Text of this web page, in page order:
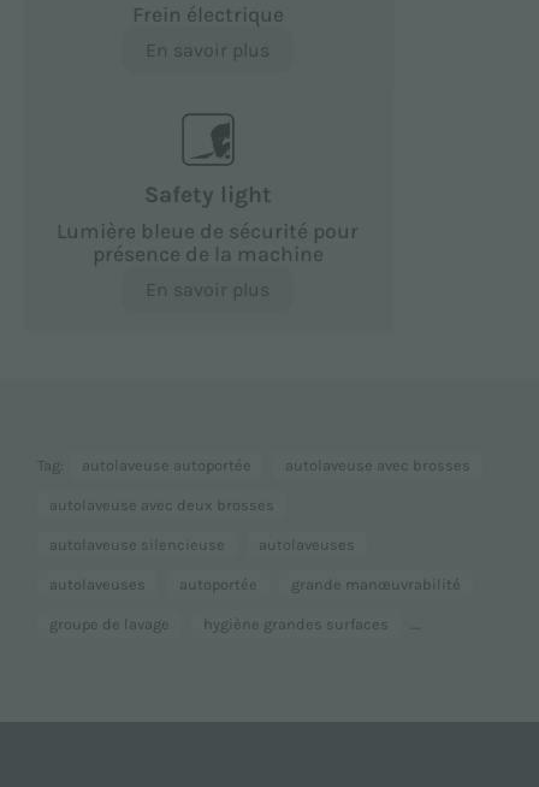
Frein électrique
En savoir plus
Safety light
Lumière bleue de sécurité pour
présence de la machine
En savoir plus
Tag: autolaveuse autoportée autolaveuse avec brosses
autolaveuse avec deux brosses
autolaveuse silencieuse autolaveuses
autolaveuses autoportée grande manœuvrabilité
groupe de lavage hygiène grandes surfaces ...